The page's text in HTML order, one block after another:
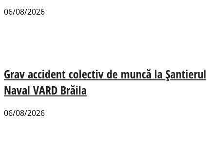
06/08/2026
Grav accident colectiv de muncă la Șantierul
Naval VARD Brăila
06/08/2026